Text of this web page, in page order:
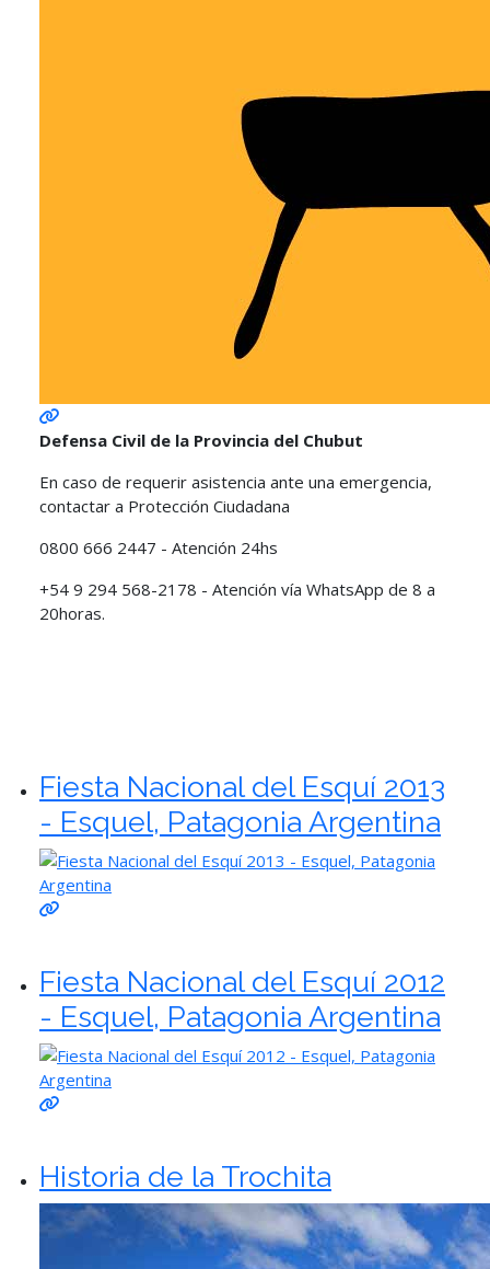
Defensa Civil de la Provincia del Chubut
En caso de requerir asistencia ante una emergencia,
contactar a Protección Ciudadana
0800 666 2447 - Atención 24hs
+54 9 294 568-2178 - Atención vía WhatsApp de 8 a
20horas.
Fiesta Nacional del Esquí 2013
- Esquel, Patagonia Argentina
Fiesta Nacional del Esquí 2012
- Esquel, Patagonia Argentina
Historia de la Trochita